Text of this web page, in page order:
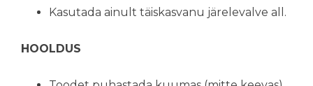
Kasutada ainult täiskasvanu järelevalve all.
HOOLDUS